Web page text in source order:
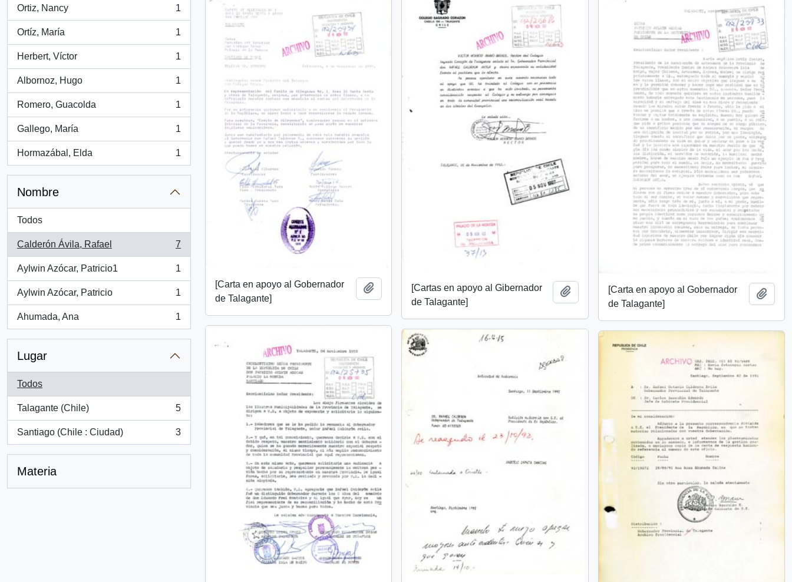
Ortiz, Nancy
, 1 resultados
1
Ortíz, María
, 1 resultados
1
Herbert, Víctor
, 1 resultados
1
Albornoz, Hugo
, 1 resultados
1
Romero, Guacolda
, 1 resultados
1
Gallego, María
, 1 resultados
1
Hormazábal, Elda
, 1 resultados
1
Nombre
Todos
Calderón Ávila, Rafael
, 7 resultados
7
Aylwin Azócar, Patricio1
, 1 resultados
1
Aylwin Azócar, Patricio
, 1 resultados
1
Ahumada, Ana
, 1 resultados
1
Lugar
Todos
Talagante (Chile)
, 5 resultados
5
Santiago (Chile : Ciudad)
, 3 resultados
3
Materia
[Carta en apoyo al Gobernador
de Talagante]
Añadir al portapapeles
[Cartas en apoyo al Gibernador
de Talagante]
Añadir al portapapeles
[Carta en apoyo al Gobernador
de Talagante]